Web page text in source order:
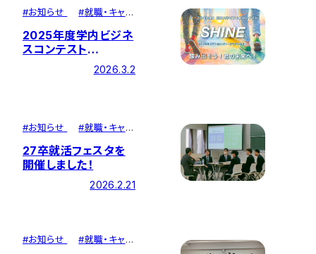
#お知らせ #就職・キャリ
2025年度学内ビジネ
スコンテスト
「SHINE」が開催され
2026.3.2
#お知らせ #就職・キャリ
27卒就活フェスタを
開催しました！
2026.2.21
#お知らせ #就職・キャリ